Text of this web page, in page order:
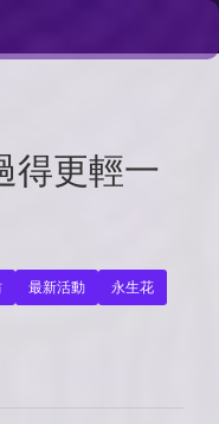
得更輕一
最新活動
永生花